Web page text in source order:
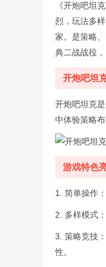
《开炮吧坦
烈，玩法多
家。是策略
典二战战役
开炮吧坦
开炮吧坦克
中体验策略
游戏特色
1. 简单操作
2. 多样模式
3. 策略竞技
性。
天天